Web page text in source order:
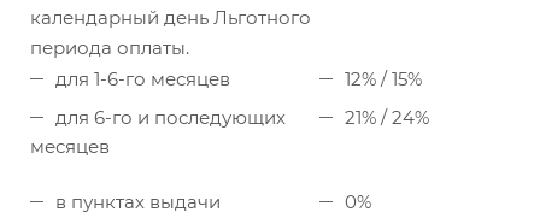
календарный день Льготного
периода оплаты.
для 1-6-го месяцев
для 6-го и последующих
месяцев
12% / 15%
21% / 24%
в пунктах выдачи
0%